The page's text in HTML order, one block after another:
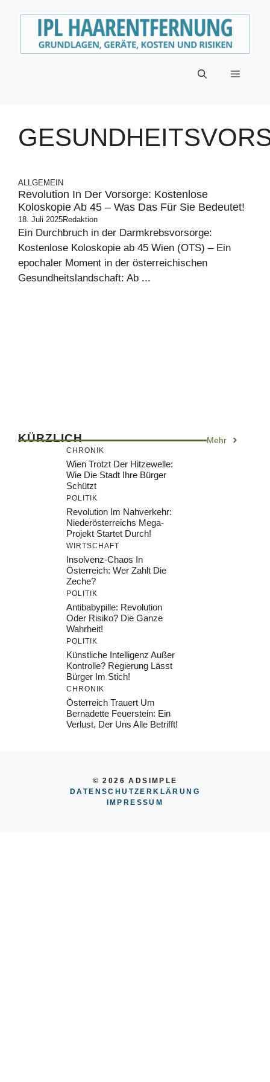
Menü
ALLGEMEIN
Revolution In Der Vorsorge: Kostenlose
Koloskopie Ab 45 – Was Das Für Sie Bedeutet!
18. Juli 2025Redaktion
Ein Durchbruch in der Darmkrebsvorsorge:
Kostenlose Koloskopie ab 45 Wien (OTS) – Ein
epochaler Moment in der österreichischen
Gesundheitslandschaft: Ab ...
KÜRZLICH Mehr
CHRONIK
Wien Trotzt Der Hitzewelle:
Wie Die Stadt Ihre Bürger
Schützt
POLITIK
Revolution Im Nahverkehr:
Niederösterreichs Mega-
Projekt Startet Durch!
WIRTSCHAFT
Insolvenz-Chaos In
Österreich: Wer Zahlt Die
Zeche?
POLITIK
Antibabypille: Revolution
Oder Risiko? Die Ganze
Wahrheit!
POLITIK
Künstliche Intelligenz Außer
Kontrolle? Regierung Lässt
Bürger Im Stich!
CHRONIK
Österreich Trauert Um
Bernadette Feuerstein: Ein
Verlust, Der Uns Alle Betrifft!
© 2026 ADSIMPLE
DATENSCHUTZERKLÄRUNG
IMPRESSU M